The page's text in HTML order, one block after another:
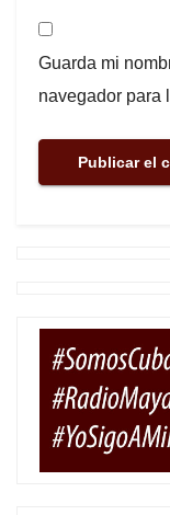
Guarda mi
navegador para